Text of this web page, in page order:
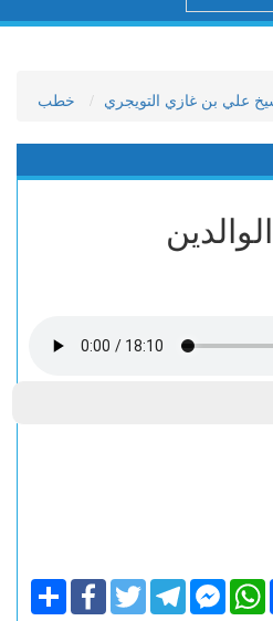
علي بن غازي التويجري خطب
ShareFacebookTwitterTelegramFacebook
Messenger
WhatsApp